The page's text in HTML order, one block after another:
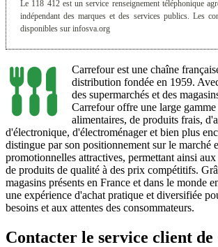
Le 118 412 est un service renseignement téléphonique
indépendant des marques et des services publics. Les
disponibles sur infosva.org
Carrefour est une chaîne
distribution fondée en 1959.
des supermarchés et des
Carrefour offre une large
alimentaires, de produits frais,
d'électronique, d'électroménager et bien plus
distingue par son positionnement sur le marché
promotionnelles attractives, permettant ainsi
de produits de qualité à des prix compétitifs.
magasins présents en France et dans le monde
une expérience d'achat pratique et diversifiée
besoins et aux attentes des consommateurs.
Contacter le service client